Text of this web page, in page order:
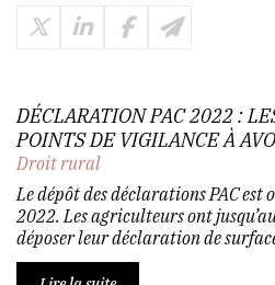
DÉCLARATION PAC 2022 :
POINTS DE VIGILANCE À
Droit rural
Le dépôt des déclarations PAC
2022. Les agriculteurs ont
déposer leur déclaration de